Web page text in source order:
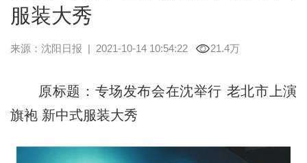
服装大秀
来源： 沈阳日报 | 2021-10-14 10:54:22 21.4万
原标题：专场发布会在沈举行 老北市上演
旗袍 新中式服装大秀